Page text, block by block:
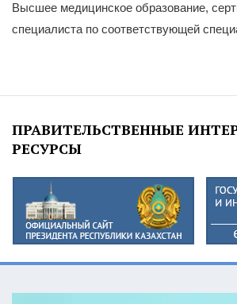
Высшее медицинское образование,
специалиста по соответствующей
ПРАВИТЕЛЬСТВЕННЫЕ
РЕСУРСЫ